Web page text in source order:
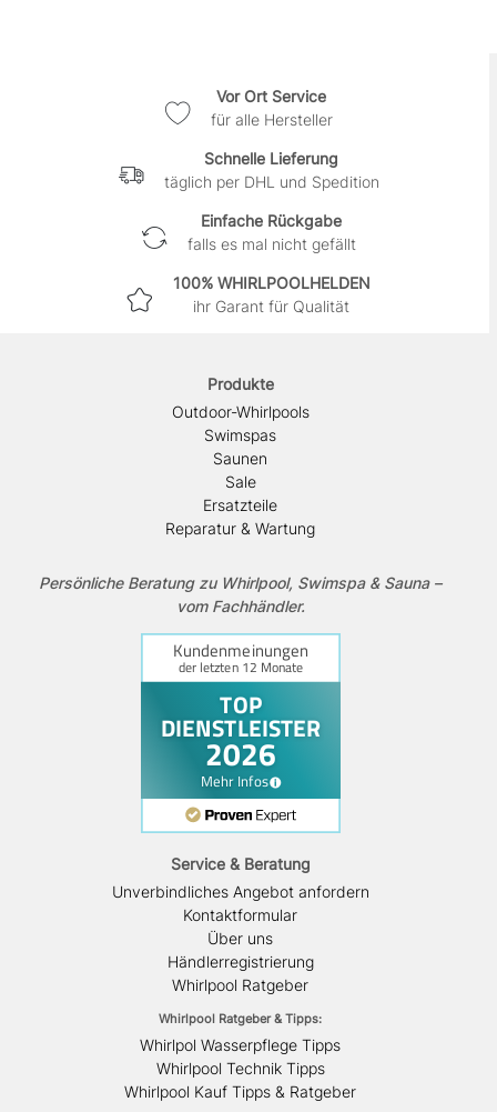
Vor Ort Service
für alle Hersteller
Schnelle Lieferung
täglich per DHL und Spedition
Einfache Rückgabe
falls es mal nicht gefällt
100% WHIRLPOOLHELDEN
ihr Garant für Qualität
Produkte
Outdoor-Whirlpools
Swimspas
Saunen
Sale
Ersatzteile
Reparatur & Wartung
Persönliche Beratung zu Whirlpool, Swimspa & Sauna –
vom Fachhändler.
Service & Beratung
Unverbindliches Angebot anfordern
Kontaktformular
Über uns
Händlerregistrierung
Whirlpool Ratgeber
Whirlpool Ratgeber & Tipps:
Whirlpol Wasserpflege Tipps
Whirlpool Technik Tipps
Whirlpool Kauf Tipps & Ratgeber